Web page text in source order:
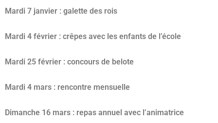
Mardi 7 janvier : galette des rois
Mardi 4 février : crêpes avec les enfants de l’école
Mardi 25 février : concours de belote
Mardi 4 mars : rencontre mensuelle
Dimanche 16 mars : repas annuel avec l’animatrice